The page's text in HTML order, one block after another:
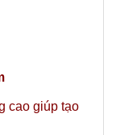
cao giúp tạo